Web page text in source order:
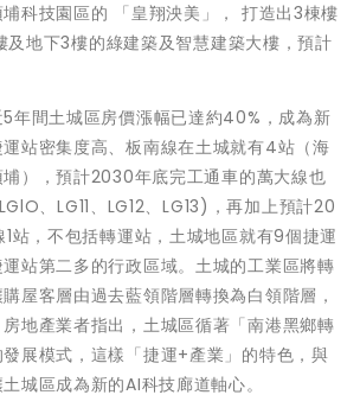
科技園區的 「皇翔泱美」， 打造出3棟樓
及地下3樓的綠建築及智慧建築大樓，預計
年間土城區房價漲幅已達約40%，成為新
站密集度高、板南線在土城就有4站（海
），預計2030年底完工通車的萬大線也
、LG11、LG12、LG13)，再加上預計20
站，不包括轉運站，土城地區就有9個捷運
站第二多的行政區域。土城的工業區將轉
屋客層由過去藍領階層轉換為白領階層，
地產業者指出，土城區循著「南港黑鄉轉
展模式，這樣「捷運+產業」的特色，與
城區成為新的AI科技廊道軸心。